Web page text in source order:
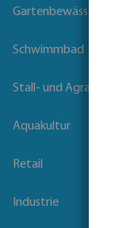
Gartenbewässerung
Schwimmbad
Stall- und
Aquakultur
Retail
Industrie